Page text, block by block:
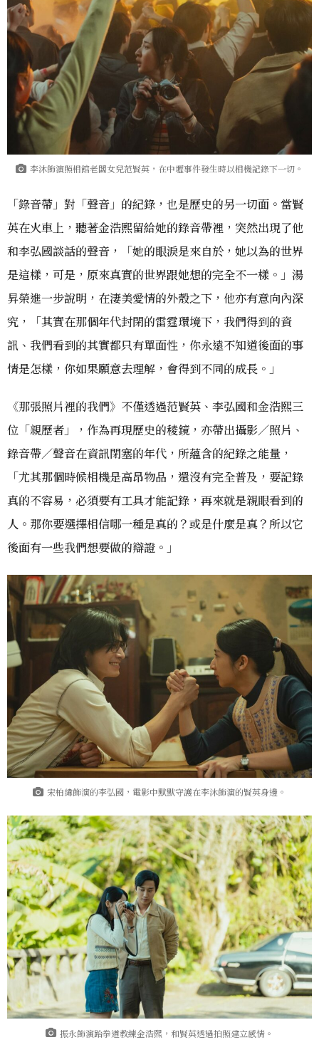
李沐飾演照相館老闆女兒范賢英，在中壢事件發生時以相機記錄下一切。
「錄音帶」對「聲音」的紀錄，也是歷史的另一切面。當賢
英在火車上，聽著金浩熙留給她的錄音帶裡，突然出現了他
和李弘國談話的聲音，「她的眼淚是來自於，她以為的世界
是這樣，可是，原來真實的世界跟她想的完全不一樣。」湯
昇榮進一步說明，在淒美愛情的外殼之下，他亦有意向內深
究，「其實在那個年代封閉的雷霆環境下，我們得到的資
訊、我們看到的其實都只有單面性，你永遠不知道後面的事
情是怎樣，你如果願意去理解，會得到不同的成長。」
《那張照片裡的我們》不僅透過范賢英、李弘國和金浩熙三
位「親歷者」，作為再現歷史的稜鏡，亦帶出攝影／照片、
錄音帶／聲音在資訊閉塞的年代，所蘊含的紀錄之能量，
「尤其那個時候相機是高昂物品，還沒有完全普及，要記錄
真的不容易，必須要有工具才能記錄，再來就是親眼看到的
人。那你要選擇相信哪一種是真的？或是什麼是真？所以它
後面有一些我們想要做的辯證。」
宋柏緯飾演的李弘國，電影中默默守護在李沐飾演的賢英身邊。
振永飾演跆拳道教練金浩熙，和賢英透過拍照建立感情。